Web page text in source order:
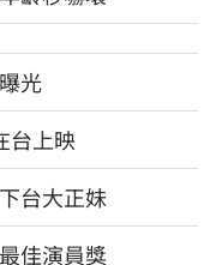
光
台上映
台大正妹
佳演員獎